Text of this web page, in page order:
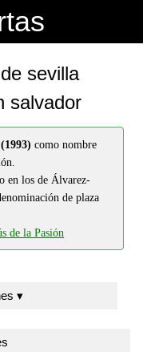
sevilla
salvador
como nombre
en los de Álvarez-
de plaza
de la Pasión
▾